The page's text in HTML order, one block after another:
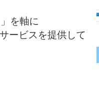
を軸に
ービスを提供して